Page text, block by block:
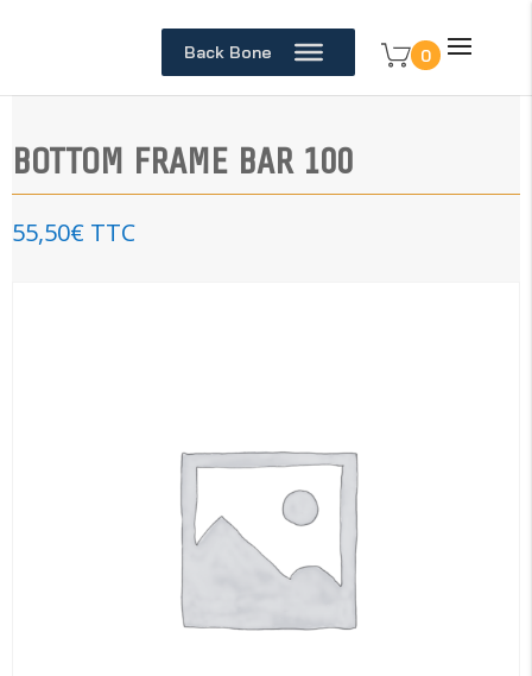
Back Bone 0
BOTTOM FRAME BAR 100
55,50€ TTC